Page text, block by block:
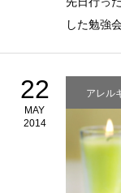
した勉強
22
MAY
2014
アレル